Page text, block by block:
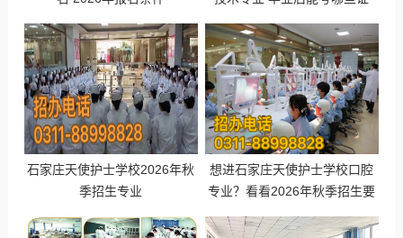
石家庄天使护士学校2026年秋
季招生专业
想进石家庄天使护士学校口腔
专业？看看2026年秋季招生要